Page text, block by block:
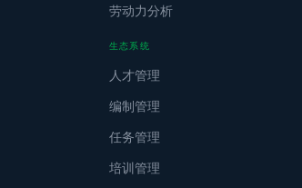
劳动力分析
生态系统
人才管理
编制管理
任务管理
培训管理